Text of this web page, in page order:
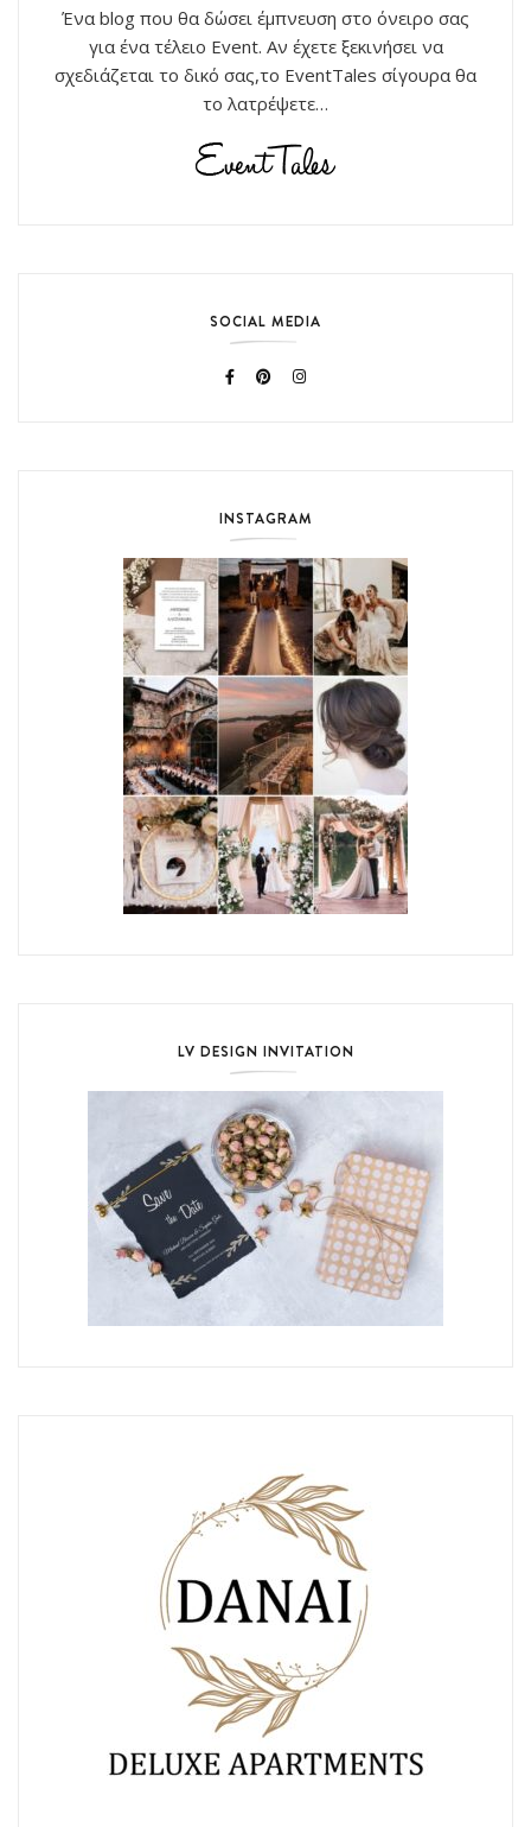
Ένα blog που θα δώσει έμπνευση στο όνειρο σας
για ένα τέλειο Event. Αν έχετε ξεκινήσει να
σχεδιάζεται το δικό σας,το EventTales σίγουρα θα
το λατρέψετε…
SOCIAL MEDIA
INSTAGRAM
LV DESIGN INVITATION